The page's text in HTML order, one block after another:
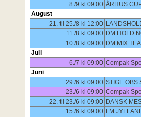
8./9 kl 09:00 ÅRHUS
August
21. til 25./8 kl 12:00
11./8 kl 09:00 DM HOLD
10./8 kl 09:00 DM MIX
Juli
6./7 kl 09:00 Compak
Juni
29./6 kl 09:00 STIGE OBS
23./6 kl 09:00 Compak
22. til 23./6 kl 09:00 DANSK
15./6 kl 09:00 LM